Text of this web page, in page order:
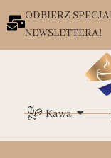
ODBIERZ
NEWSLETTERA!
Kawa